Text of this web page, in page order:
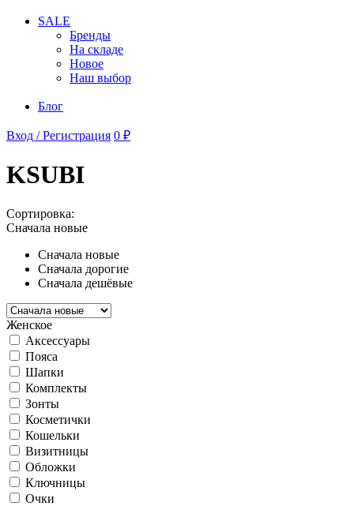
SALE
Бренды
На складе
Новое
Наш выбор
Блог
Вход / Регистрация 0 ₽
KSUBI
Сортировка:
Сначала новые
Сначала новые
Сначала дорогие
Сначала дешёвые
Женское
Аксессуары
Пояса
Шапки
Комплекты
Зонты
Косметички
Кошельки
Визитницы
Обложки
Ключницы
Очки